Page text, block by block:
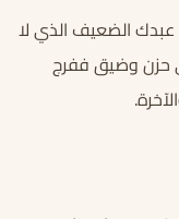
عبدك الضعيف الذي لا
حزن وضيق ففرج